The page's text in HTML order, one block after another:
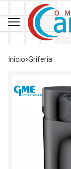
Inicio griferia